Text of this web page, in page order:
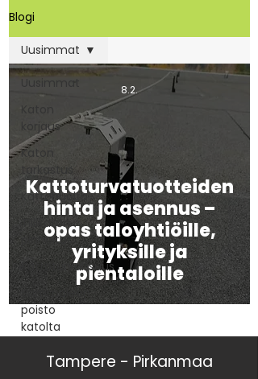
Blogi
Uusimmat
korjaus
Katon
tarkastus
Kattohuolto
Tiilikaton
pinnoitus
Kattoturvallisuus
Sammaleen
poisto
katolta
Uusimmat
Kattoturvatuotteiden
hinta ja asennus –
opas taloyhtiöille,
yrityksille ja
pientaloille
8.2.
Tampere - Pirkanmaa